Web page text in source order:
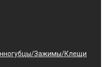
Зажимы/Клещи